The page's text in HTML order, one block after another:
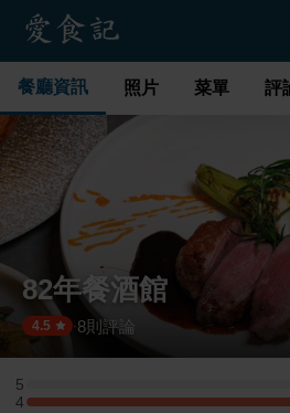
餐廳資訊 照片 菜單 評
82年餐酒館
4.5 ·8則評論
5
5 星：0 則評論
4